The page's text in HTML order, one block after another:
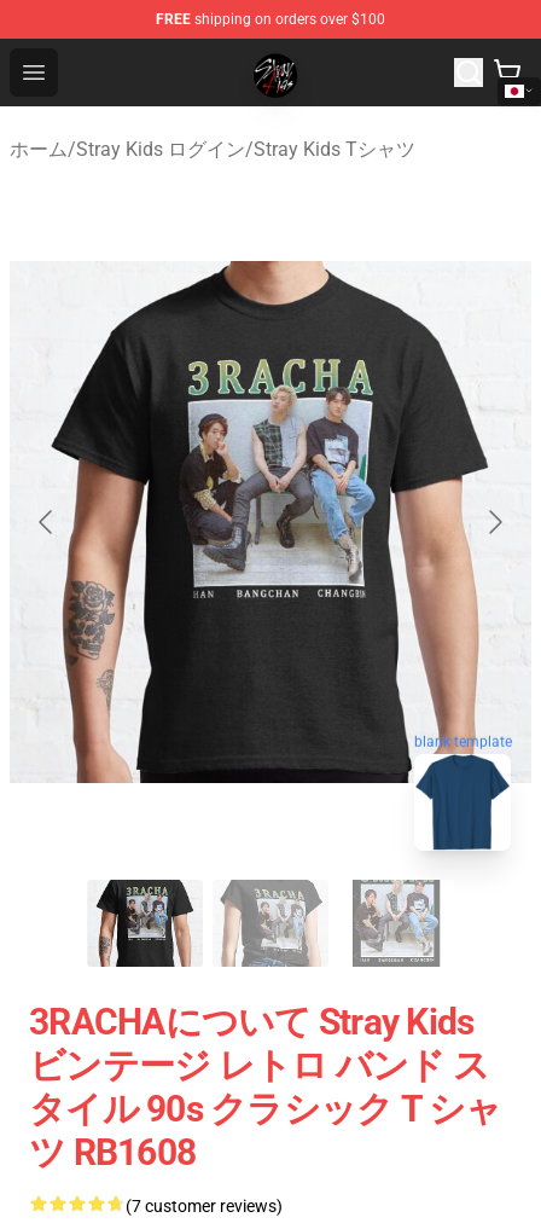
FREE shipping on orders over $100
Open menu
Stray Kids Shop - Official Stray Kids Merchandise Store
ホーム/Stray Kids ログイン/Stray Kids Tシャツ
blank template
3RACHAについて Stray Kids
ビンテージ レトロ バンド ス
タイル 90s クラシック T シャ
ツ RB1608
(7 customer reviews)